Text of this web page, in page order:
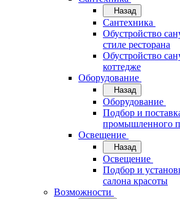
Назад
Сантехника
Обустройство
стиле ресторана
Обустройство
коттедже
Оборудование
Назад
Оборудование
Подбор и
промышленного
Освещение
Назад
Освещение
Подбор и
салона красоты
Возможности